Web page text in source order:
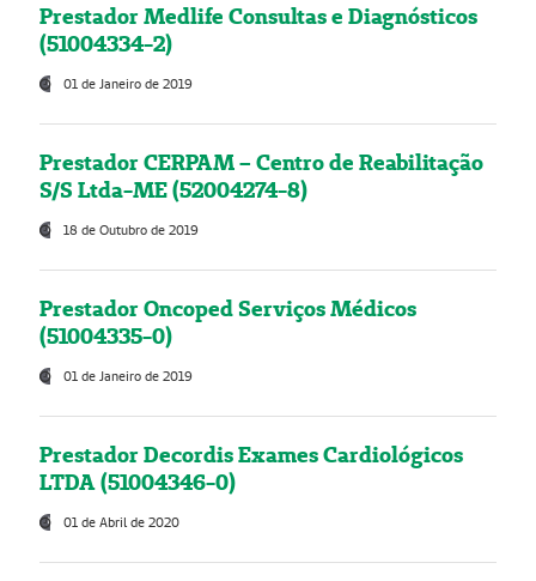
Prestador Medlife Consultas e Diagnósticos
(51004334-2)
01 de Janeiro de 2019
Prestador CERPAM – Centro de Reabilitação
S/S Ltda-ME (52004274-8)
18 de Outubro de 2019
Prestador Oncoped Serviços Médicos
(51004335-0)
01 de Janeiro de 2019
Prestador Decordis Exames Cardiológicos
LTDA (51004346-0)
01 de Abril de 2020